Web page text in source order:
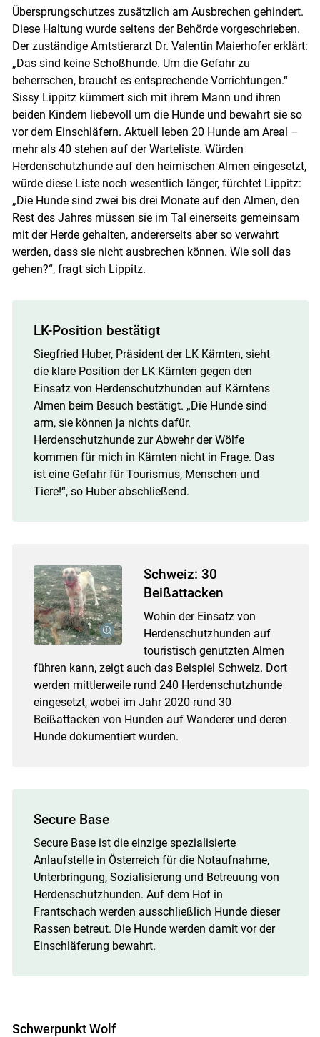
Übersprungschutzes zusätzlich am Ausbrechen gehindert.
Diese Haltung wurde seitens der Behörde vorgeschrieben.
Der zuständige Amtstierarzt Dr. Valentin Maierhofer erklärt:
„Das sind keine Schoßhunde. Um die Gefahr zu
beherrschen, braucht es entsprechende Vorrichtungen.“
Sissy Lippitz kümmert sich mit ihrem Mann und ihren
beiden Kindern liebevoll um die Hunde und bewahrt sie so
vor dem Einschläfern. Aktuell leben 20 Hunde am Areal –
mehr als 40 stehen auf der Warteliste. Würden
Herdenschutzhunde auf den heimischen Almen eingesetzt,
würde diese Liste noch wesentlich länger, fürchtet Lippitz:
„Die Hunde sind zwei bis drei Monate auf den Almen, den
Rest des Jahres müssen sie im Tal einerseits gemeinsam
mit der Herde gehalten, andererseits aber so verwahrt
werden, dass sie nicht ausbrechen können. Wie soll das
gehen?“, fragt sich Lippitz.
LK-Position bestätigt
Siegfried Huber, Präsident der LK Kärnten, sieht
die klare Position der LK Kärnten gegen den
Einsatz von Herdenschutzhunden auf Kärntens
Almen beim Besuch bestätigt. „Die Hunde sind
arm, sie können ja nichts dafür.
Herdenschutzhunde zur Abwehr der Wölfe
kommen für mich in Kärnten nicht in Frage. Das
ist eine Gefahr für Tourismus, Menschen und
Tiere!“, so Huber abschließend.
Schweiz: 30
Beißattacken
Wohin der Einsatz von
Herdenschutzhunden auf
touristisch genutzten Almen
führen kann, zeigt auch das Beispiel Schweiz. Dort
werden mittlerweile rund 240 Herdenschutzhunde
eingesetzt, wobei im Jahr 2020 rund 30
Beißattacken von Hunden auf Wanderer und deren
Hunde dokumentiert wurden.
Secure Base
Secure Base ist die einzige spezialisierte
Anlaufstelle in Österreich für die Notaufnahme,
Unterbringung, Sozialisierung und Betreuung von
Herdenschutzhunden. Auf dem Hof in
Frantschach werden ausschließlich Hunde dieser
Rassen betreut. Die Hunde werden damit vor der
Einschläferung bewahrt.
Schwerpunkt Wolf